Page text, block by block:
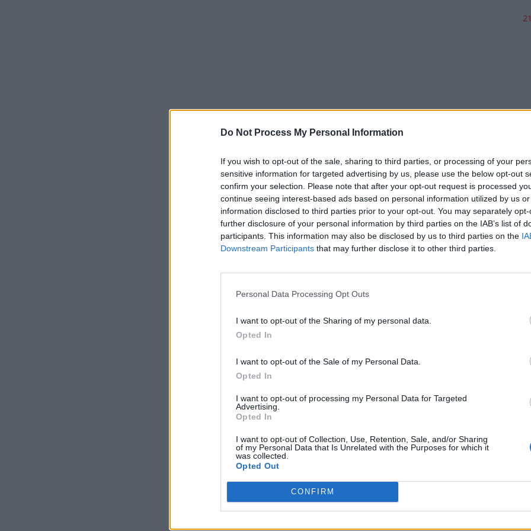
Do Not Process My Personal Information
If you wish to opt-out of the sale, sharing to third parties, or processing of your
sensitive information for targeted advertising by us, please use the below opt-out
confirm your selection. Please note that after your opt-out request is processed
continue seeing interest-based ads based on personal information utilized by us
information disclosed to third parties prior to your opt-out. You may separately
further disclosure of your personal information by third parties on the IAB’s list of
participants. This information may also be disclosed by us to third parties on the
Downstream Participants that may further disclose it to other third parties.
Personal Data Processing Opt Outs
I want to opt-out of the Sharing of my personal data.
Opted In
I want to opt-out of the Sale of my Personal Data.
Opted In
I want to opt-out of processing my Personal Data for Targeted
Advertising.
Opted In
I want to opt-out of Collection, Use, Retention, Sale, and/or Sharing
of my Personal Data that Is Unrelated with the Purposes for which it
was collected.
Opted Out
CONFIRM